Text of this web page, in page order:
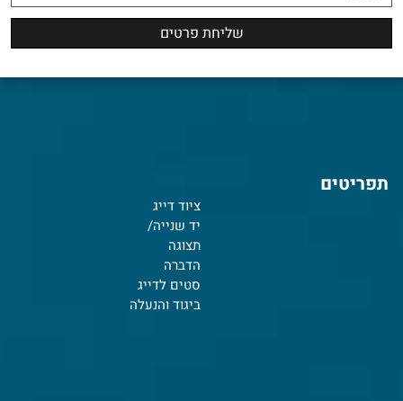
תפריטים
ציוד דייג
יד שנייה/
תצוגה
הדברה
סטים לדייג
ביגוד והנעלה